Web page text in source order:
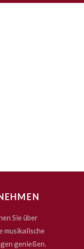
Sie über
musikalische
genießen.